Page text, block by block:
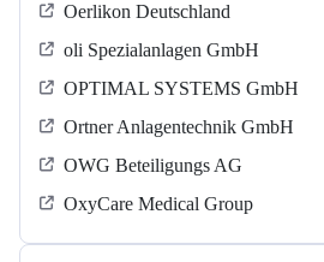
Oerlikon Deutschland
oli Spezialanlagen GmbH
OPTIMAL SYSTEMS GmbH
Ortner Anlagentechnik GmbH
OWG Beteiligungs AG
OxyCare Medical Group